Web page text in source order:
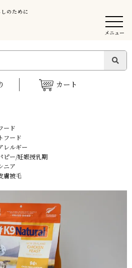
のために
メニュー
カート
ード
フード
レルギー
ピー/妊娠授乳期
ニア
膚被毛